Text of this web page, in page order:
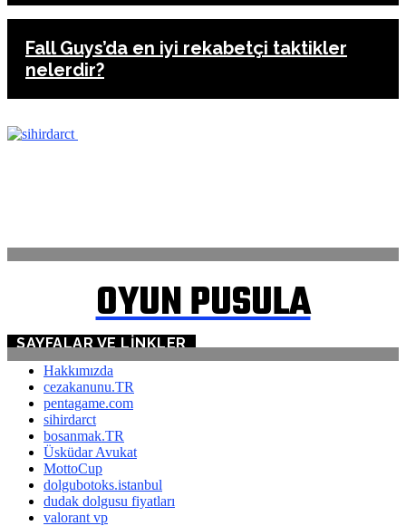
Fall Guys’da en iyi rekabetçi taktikler
nelerdir?
OYUN PUSULA
SAYFALAR VE LINKLER
Hakkımızda
cezakanunu.TR
pentagame.com
sihirdarct
bosanmak.TR
Üsküdar Avukat
MottoCup
dolgubotoks.istanbul
dudak dolgusu fiyatları
valorant vp